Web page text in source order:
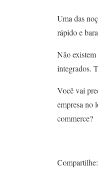
Uma das
rápido e
Não
integrados.
Você vai
empresa no
commerce?
Compartilhe: